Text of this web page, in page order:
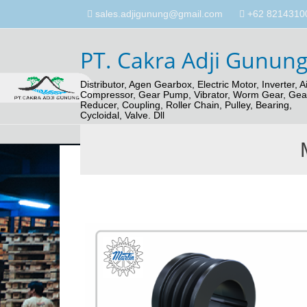
sales.adjigunung@gmail.com +62
PT. Cakra Adji Gunung
Distributor, Agen Gearbox, Electric Motor, Inverter,
Compressor, Gear Pump, Vibrator, Worm Gear,
Reducer, Coupling, Roller Chain, Pulley, Bearing,
Cycloidal, Valve. Dll